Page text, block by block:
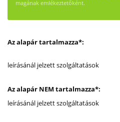
magának emlékeztetőként.
Az alapár tartalmazza*:
leírásánál jelzett szolgáltatások
Az alapár NEM tartalmazza*:
leírásánál jelzett szolgáltatások